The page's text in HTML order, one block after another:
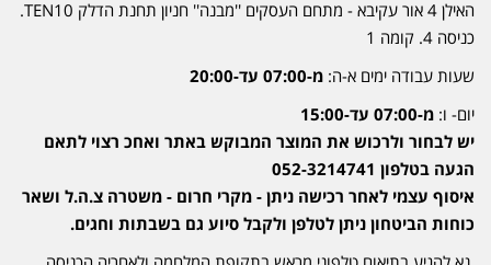
האילן 4 אור עקיבא - מתחם העסקים ''מבנה'' חניון תחנת הדלק TEN10.
כניסה 4. קומה 1
שעות עבודה ימים א-ה: מ-07:00 עד-20:00
יום- ו: מ-07:00 עד-15:00
יש לבחור ולרכוש את המוצר המבוקש באתר ואחכ רצוי לתאם
הגעה בטלפון 052-3214741
איסוף עצמי לאחר רכישה ניתן - מקרי חרום - משטרה צ.ה.ל ושאר
כוחות הביטחון ניתן לטלפן ולקבל סיוע גם בשבתות וחגים.